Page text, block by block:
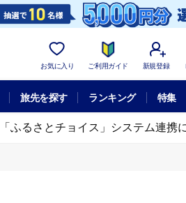
お気に入り ご利用ガイド 新規登録
旅先を探す ランキング 特集
「ふるさとチョイス」システム連携